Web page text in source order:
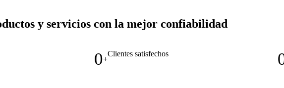
y servicios con la mejor confiabilidad
0+
Clientes satisfechos